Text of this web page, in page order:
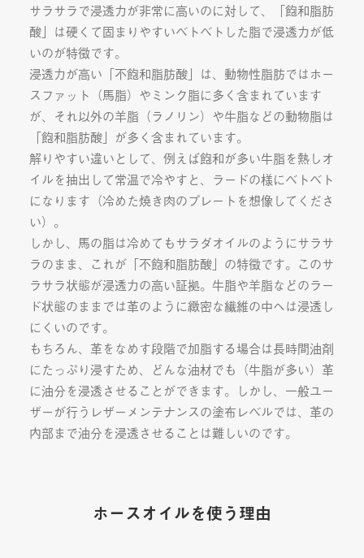
サラサラで浸透力が非常に高いのに対して、「飽和脂肪
酸」は硬くて固まりやすいベトベトした脂で浸透力が低
いのが特徴です。
浸透力が高い「不飽和脂肪酸」は、動物性脂肪ではホー
スファット（馬脂）やミンク脂に多く含まれています
が、それ以外の羊脂（ラノリン）や牛脂などの動物脂は
「飽和脂肪酸」が多く含まれています。
解りやすい違いとして、例えば飽和が多い牛脂を熱しオ
イルを抽出して常温で冷やすと、ラードの様にベトベト
になります（冷めた焼き肉のプレートを想像してくださ
い）。
しかし、馬の脂は冷めてもサラダオイルのようにサラサ
ラのまま、これが「不飽和脂肪酸」の特徴です。このサ
ラサラ状態が浸透力の高い証拠。牛脂や羊脂などのラー
ド状態のままでは革のように緻密な繊維の中へは浸透し
にくいのです。
もちろん、革をなめす段階で加脂する場合は長時間油剤
にたっぷり浸すため、どんな油材でも（牛脂が多い）革
に油分を浸透させることができます。しかし、一般ユー
ザーが行うレザーメンテナンスの塗布レベルでは、革の
内部まで油分を浸透させることは難しいのです。
ホースオイルを使う理由